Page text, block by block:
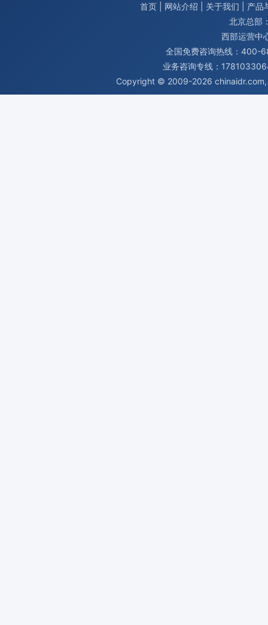
首页 网站介绍 关于我们
产品
北京总部
西部运营中
全国免费咨询热线：400-
业务咨询专线：
Copyright © 2009-2026 chinaidr.com